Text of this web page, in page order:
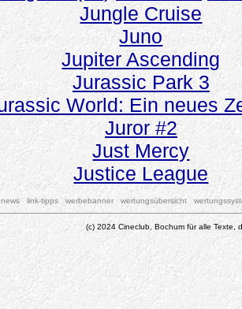
Jungle Cruise
Juno
Jupiter Ascending
Jurassic Park 3
World: Ein neues
Juror #2
Just Mercy
Justice League
news link-tipps werbebanner wertungsübersicht
(c) 2024 Cineclub, Bochum für alle Texte,